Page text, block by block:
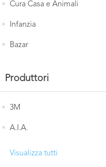
Cura Casa e Animali
Infanzia
Bazar
Produttori
3M
A.I.A.
Visualizza tutti